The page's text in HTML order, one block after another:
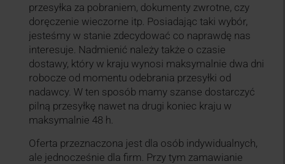
przesyłka za pobraniem, dokumenty zwrotne, czy
doręczenie wieczorne itp. Posiadając taki wybór,
jesteśmy w stanie zdecydować co naprawdę nas
interesuje. Nadmienić należy także o czasie
dostawy, który w kraju wynosi maksymalnie dwa dni
robocze od momentu odebrania przesyłki od
nadawcy. W ten sposób mamy szanse dostarczyć
pilną przesyłkę nawet na drugi koniec kraju w
maksymalnie 48 h.
Oferta przeznaczona jest dla osób indywidualnych,
ale jednocześnie dla firm. Przy tym zamawianie